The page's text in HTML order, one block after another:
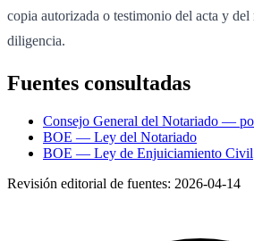
copia autorizada o testimonio del acta y del
diligencia.
Fuentes consultadas
Consejo General del Notariado —
BOE — Ley del Notariado
BOE — Ley de Enjuiciamiento Civil
Revisión editorial de fuentes: 2026-04-14